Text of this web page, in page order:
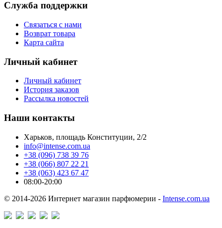
Служба поддержки
Связаться с нами
Возврат товара
Карта сайта
Личный кабинет
Личный кабинет
История заказов
Рассылка новостей
Наши контакты
Харьков, площадь Конституции, 2/2
info@intense.com.ua
+38 (096) 738 39 76
+38 (066) 807 22 21
+38 (063) 423 67 47
08:00-20:00
© 2014-2026 Интернет магазин парфюмерии - Intense.com.ua